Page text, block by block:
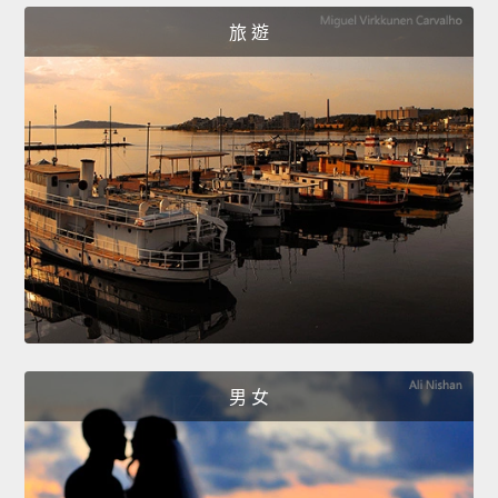
旅 遊
男 女